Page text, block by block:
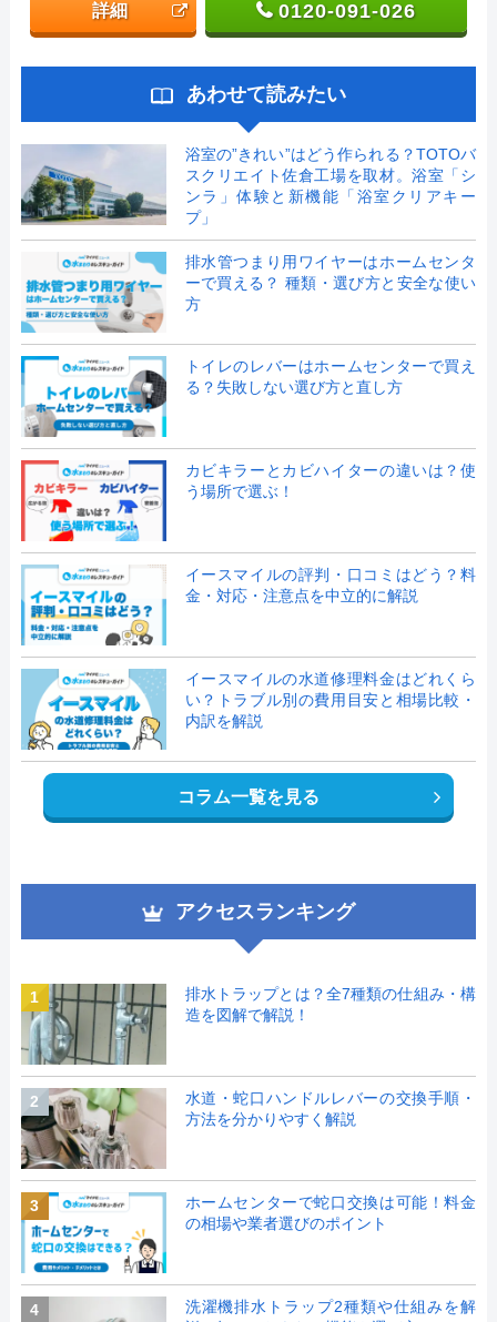
詳細 0120-091-026
あわせて読みたい
浴室の”きれい”はどう作られる？TOTOバ
スクリエイト佐倉工場を取材。浴室「シ
ンラ」体験と新機能「浴室クリアキー
プ」
排水管つまり用ワイヤーはホームセンタ
ーで買える？ 種類・選び方と安全な使い
方
トイレのレバーはホームセンターで買え
る？失敗しない選び方と直し方
カビキラーとカビハイターの違いは？使
う場所で選ぶ！
イースマイルの評判・口コミはどう？料
金・対応・注意点を中立的に解説
イースマイルの水道修理料金はどれくら
い？トラブル別の費用目安と相場比較・
内訳を解説
コラム一覧を見る
アクセスランキング
1
排水トラップとは？全7種類の仕組み・構
造を図解で解説！
2
水道・蛇口ハンドルレバーの交換手順・
方法を分かりやすく解説
3
ホームセンターで蛇口交換は可能！料金
の相場や業者選びのポイント
4
洗濯機排水トラップ2種類や仕組みを解